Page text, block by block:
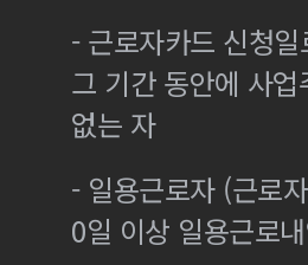
- 근로자카드 신청
그 기간 동안에 사
없는 자
- 일용근로자 (근로
0일 이상 일용근로